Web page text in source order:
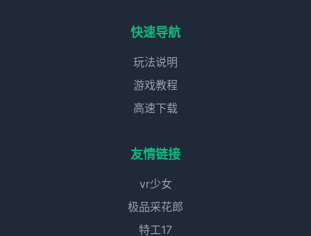
快速导航
玩法说明
游戏教程
高速下载
友情链接
vr少女
极品采花郎
特工17